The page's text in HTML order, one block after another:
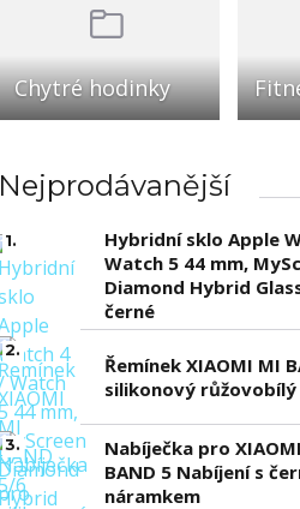
Chytré hodinky
Nejprodávanější
1.
Hybridní sklo Apple
Watch 5 44 mm,
Diamond Hybrid
černé
2.
Řemínek XIAOMI MI
silikonový růžovobílý
3.
Nabíječka pro
BAND 5 Nabíjení s
náramkem